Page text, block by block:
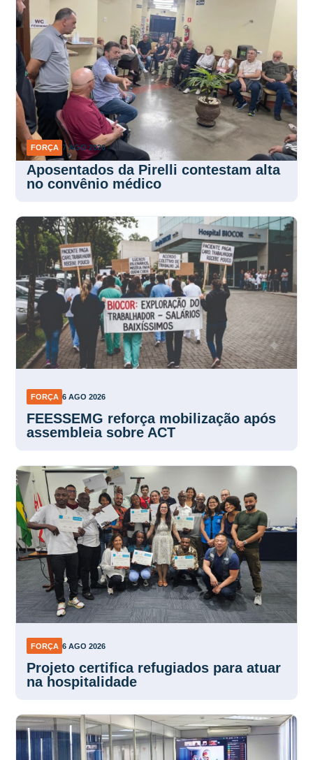
FORÇA 7 AGO 2026
Aposentados da Pirelli contestam alta
no convênio médico
FORÇA 6 AGO 2026
FEESSEMG reforça mobilização após
assembleia sobre ACT
FORÇA 6 AGO 2026
Projeto certifica refugiados para atuar
na hospitalidade